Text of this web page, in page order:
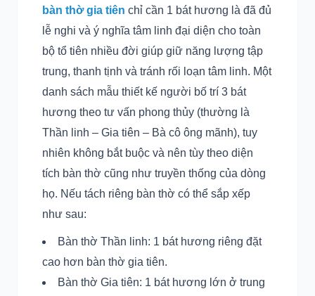
bàn thờ gia tiên chỉ cần 1 bát hương là đã đủ
lễ nghi và ý nghĩa tâm linh đại diện cho toàn
bộ tổ tiên nhiều đời giúp giữ năng lượng tập
trung, thanh tịnh và tránh rối loạn tâm linh. Một
danh sách mẫu thiết kế người bố trí 3 bát
hương theo tư vấn phong thủy (thường là
Thần linh – Gia tiên – Bà cô ông mãnh), tuy
nhiên không bắt buộc và nên tùy theo diện
tích bàn thờ cũng như truyền thống của dòng
họ. Nếu tách riêng bàn thờ có thể sắp xếp
như sau:
Bàn thờ Thần linh: 1 bát hương riêng đặt
cao hơn bàn thờ gia tiên.
Bàn thờ Gia tiên: 1 bát hương lớn ở trung